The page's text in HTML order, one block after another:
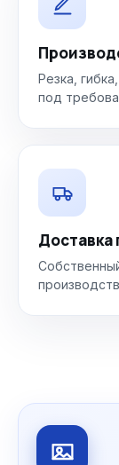
Резка,
под
Доставка